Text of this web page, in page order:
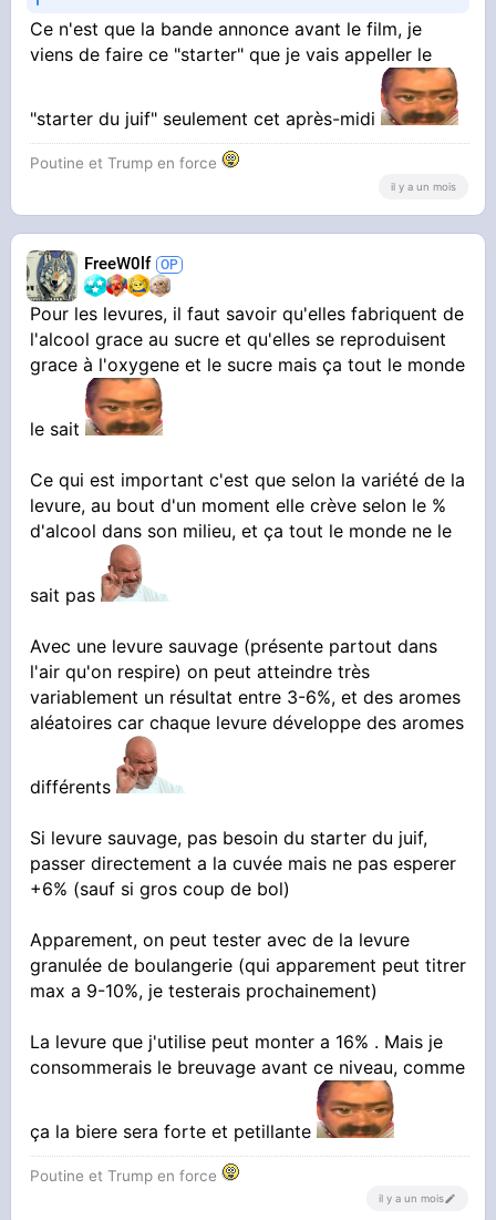
Ce n'est que la bande annonce avant le film, je
viens de faire ce "starter" que je vais appeller le
"starter du juif" seulement cet après-midi
Poutine et Trump en force
il y a un mois
FreeW0lf
Pour les levures, il faut savoir qu'elles fabriquent de
l'alcool grace au sucre et qu'elles se reproduisent
grace à l'oxygene et le sucre mais ça tout le monde
le sait
Ce qui est important c'est que selon la variété de la
levure, au bout d'un moment elle crève selon le %
d'alcool dans son milieu, et ça tout le monde ne le
sait pas
Avec une levure sauvage (présente partout dans
l'air qu'on respire) on peut atteindre très
variablement un résultat entre 3-6%, et des aromes
aléatoires car chaque levure développe des aromes
différents
Si levure sauvage, pas besoin du starter du juif,
passer directement a la cuvée mais ne pas esperer
+6% (sauf si gros coup de bol)
Apparement, on peut tester avec de la levure
granulée de boulangerie (qui apparement peut titrer
max a 9-10%, je testerais prochainement)
La levure que j'utilise peut monter a 16% . Mais je
consommerais le breuvage avant ce niveau, comme
ça la biere sera forte et petillante
Poutine et Trump en force
il y a un mois